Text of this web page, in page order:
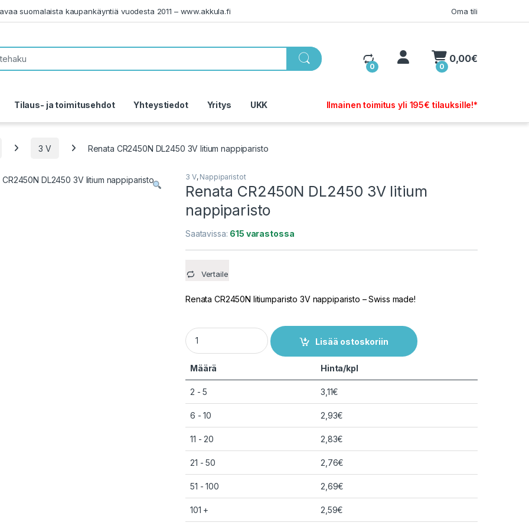
suomalaista kaupankäyntiä vuodesta 2011 – www.akkula.fi Oma tili
0
My Account
0
0,00€
Tilaus- ja toimitusehdot Yhteystiedot Yritys UKK Ilmainen toimitus yli 195€ tilauksille!*
3 V Renata CR2450N DL2450 3V litium nappiparisto
3 V, Nappiparistot
Renata CR2450N DL2450 3V litium
nappiparisto
Saatavissa: 615 varastossa
Vertaile
Renata CR2450N litiumparisto 3V nappiparisto – Swiss made!
Renata CR2450N DL2450 3V litium nappiparisto quantity
Lisää ostoskoriin
Määrä Hinta/kpl
2 - 5 3,11€
6 - 10 2,93€
11 - 20 2,83€
21 - 50 2,76€
51 - 100 2,69€
101 + 2,59€